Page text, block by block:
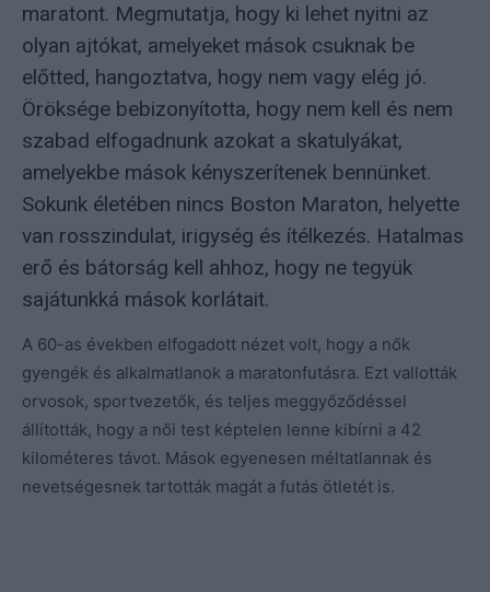
maratont. Megmutatja, hogy ki lehet nyitni az
olyan ajtókat, amelyeket mások csuknak be
előtted, hangoztatva, hogy nem vagy elég jó.
Öröksége bebizonyította, hogy nem kell és nem
szabad elfogadnunk azokat a skatulyákat,
amelyekbe mások kényszerítenek bennünket.
Sokunk életében nincs Boston Maraton, helyette
van rosszindulat, irigység és ítélkezés. Hatalmas
erő és bátorság kell ahhoz, hogy ne tegyük
sajátunkká mások korlátait.
A 60-as években elfogadott nézet volt, hogy a nők
gyengék és alkalmatlanok a maratonfutásra. Ezt vallották
orvosok, sportvezetők, és teljes meggyőződéssel
állították, hogy a női test képtelen lenne kibírni a 42
kilométeres távot. Mások egyenesen méltatlannak és
nevetségesnek tartották magát a futás ötletét is.